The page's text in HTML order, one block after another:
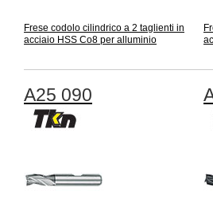
Frese codolo cilindrico a 2 taglienti in
acciaio HSS Co8 per alluminio
A25 090